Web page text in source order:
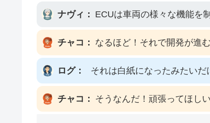
ナヴィ： ECUは車両の様々な機能を
チャコ： なるほど！それで開発が進
ログ： それは白紙になったみたいだ
チャコ： そうなんだ！頑張ってほしい